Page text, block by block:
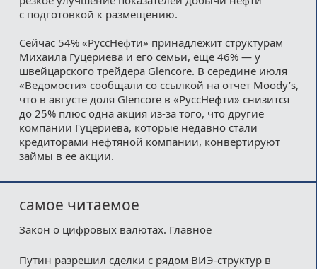
с подготовкой к размещению.
Сейчас 54% «РуссНефти» принадлежит структурам
Михаила Гуцериева и его семьи, еще 46% — у
швейцарского трейдера Glencore. В середине июля
«Ведомости» сообщали со ссылкой на отчет Moody’s,
что в августе доля Glencore в «РуссНефти» снизится
до 25% плюс одна акция из-за того, что другие
компании Гуцериева, которые недавно стали
кредиторами нефтяной компании, конвертируют
займы в ее акции.
самое читаемое
Закон о цифровых валютах. Главное
Путин разрешил сделки с рядом ВИЭ-структур в